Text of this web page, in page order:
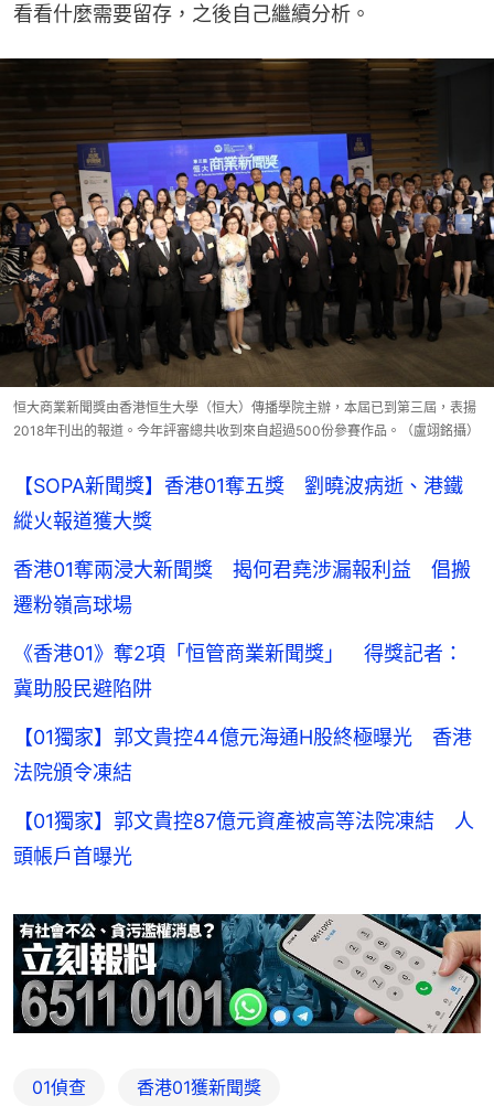
看看什麼需要留存，之後自己繼續分析。
恒大商業新聞獎由香港恒生大學（恒大）傳播學院主辦，本屆已到第三屆，表揚
2018年刊出的報道。今年評審總共收到來自超過500份參賽作品。（盧翊銘攝）
【SOPA新聞獎】香港01奪五獎 劉曉波病逝、港鐵
縱火報道獲大獎
香港01奪兩浸大新聞獎 揭何君堯涉漏報利益 倡搬
遷粉嶺高球場
《香港01》奪2項「恒管商業新聞獎」 得獎記者：
冀助股民避陷阱
【01獨家】郭文貴控44億元海通H股終極曝光 香港
法院頒令凍結
【01獨家】郭文貴控87億元資產被高等法院凍結 人
頭帳戶首曝光
01偵查 香港01獲新聞獎